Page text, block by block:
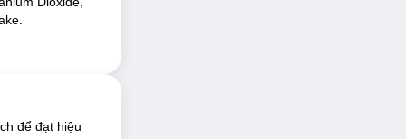
để đạt hiệu